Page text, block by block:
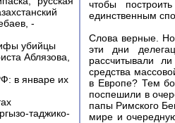
-
убийцы
Аблязова,
в январе их
таджико-
чтобы
единственным
Слова верные. Но
эти дни
рассчитывали
средства
в Европе? Тем
поспешили в
папы Римского
мире и